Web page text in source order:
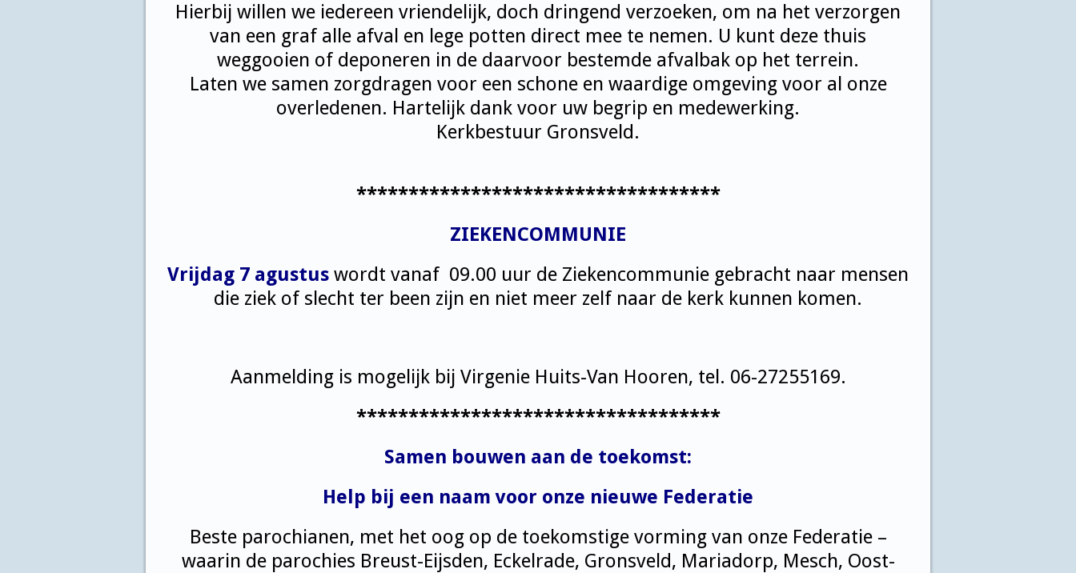
Hierbij willen we iedereen vriendelijk, doch dringend verzoeken, om na het verzorgen
van een graf alle afval en lege potten direct mee te nemen. U kunt deze thuis
weggooien of deponeren in de daarvoor bestemde afvalbak op het terrein.
Laten we samen zorgdragen voor een schone en waardige omgeving voor al onze
overledenen. Hartelijk dank voor uw begrip en medewerking.
Kerkbestuur Gronsveld.
***********************************
ZIEKENCOMMUNIE
Vrijdag 7 agustus wordt vanaf 09.00 uur de Ziekencommunie gebracht naar mensen
die ziek of slecht ter been zijn en niet meer zelf naar de kerk kunnen komen.
Aanmelding is mogelijk bij Virgenie Huits-Van Hooren, tel. 06-27255169.
***********************************
Samen bouwen aan de toekomst:
Help bij een naam voor onze nieuwe Federatie
Beste parochianen, met het oog op de toekomstige vorming van onze Federatie –
waarin de parochies Breust-Eijsden, Eckelrade, Gronsveld, Mariadorp, Mesch, Oost-